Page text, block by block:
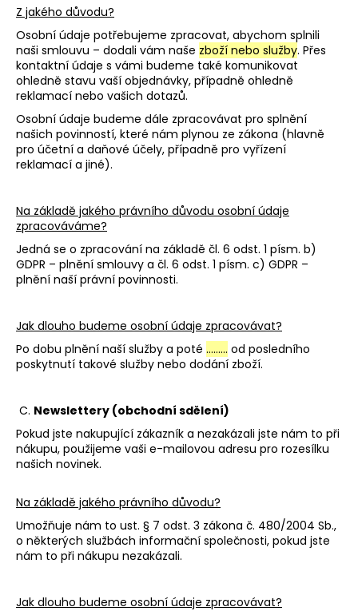
Z jakého důvodu?
Osobní údaje potřebujeme zpracovat, abychom splnili
naši smlouvu – dodali vám naše zboží nebo služby. Přes
kontaktní údaje s vámi budeme také komunikovat
ohledně stavu vaší objednávky, případně ohledně
reklamací nebo vašich dotazů.
Osobní údaje budeme dále zpracovávat pro splnění
našich povinností, které nám plynou ze zákona (hlavně
pro účetní a daňové účely, případně pro vyřízení
reklamací a jiné).
Na základě jakého právního důvodu osobní údaje
zpracováváme?
Jedná se o zpracování na základě čl. 6 odst. 1 písm. b)
GDPR – plnění smlouvy a čl. 6 odst. 1 písm. c) GDPR –
plnění naší právní povinnosti.
Jak dlouho budeme osobní údaje zpracovávat?
Po dobu plnění naší služby a poté ……… od posledního
poskytnutí takové služby nebo dodání zboží.
C. Newslettery (obchodní sdělení)
Pokud jste nakupující zákazník a nezakázali jste nám to při
nákupu, použijeme vaši e-mailovou adresu pro rozesílku
našich novinek.
Na základě jakého právního důvodu?
Umožňuje nám to ust. § 7 odst. 3 zákona č. 480/2004 Sb.,
o některých službách informační společnosti, pokud jste
nám to při nákupu nezakázali.
Jak dlouho budeme osobní údaje zpracovávat?